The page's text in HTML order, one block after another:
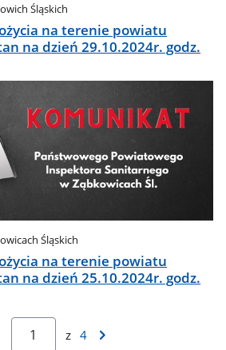
Śląskich
na terenie powiatu
na dzień 29.10.2024r. godz.
Śląskich
na terenie powiatu
na dzień 25.10.2024r. godz.
z 4